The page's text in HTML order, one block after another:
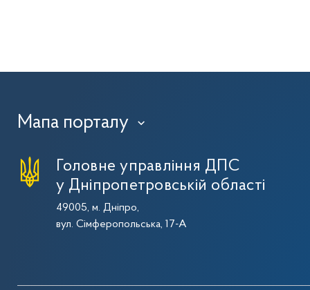
Мапа порталу ›
Головне управління ДПС
у Дніпропетровській області
49005, м. Дніпро,
вул. Сімферопольська, 17-А